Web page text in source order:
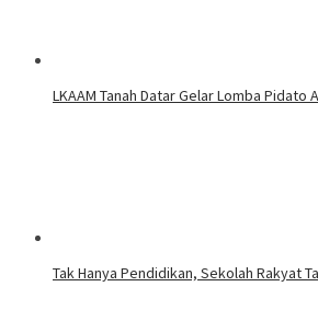
LKAAM Tanah Datar Gelar Lomba
Tak Hanya Pendidikan, Sekolah Rakyat